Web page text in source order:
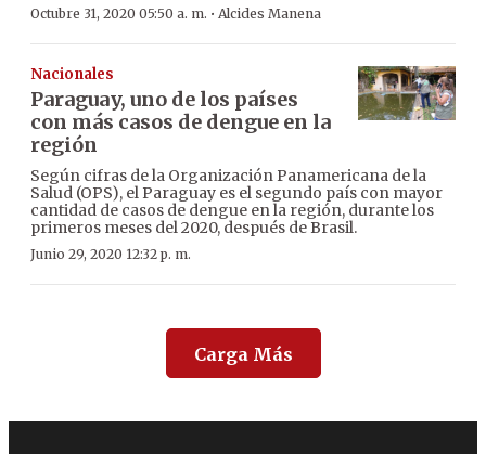
Octubre 31, 2020 05:50 a. m. · Alcides Manena
Nacionales
Paraguay, uno de los países
con más casos de dengue en la
región
Según cifras de la Organización Panamericana de la
Salud (OPS), el Paraguay es el segundo país con mayor
cantidad de casos de dengue en la región, durante los
primeros meses del 2020, después de Brasil.
Junio 29, 2020 12:32 p. m.
Carga Más